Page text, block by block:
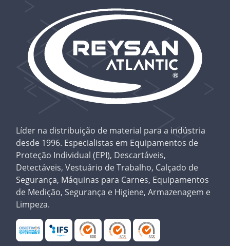
Líder na distribuição de material para a indústria
desde 1996. Especialistas em Equipamentos de
Proteção Individual (EPI), Descartáveis,
Detectáveis, Vestuário de Trabalho, Calçado de
Segurança, Máquinas para Carnes, Equipamentos
de Medição, Segurança e Higiene, Armazenagem e
Limpeza.